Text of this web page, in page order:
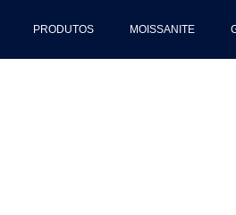
PRODUTOS MOISSANITE